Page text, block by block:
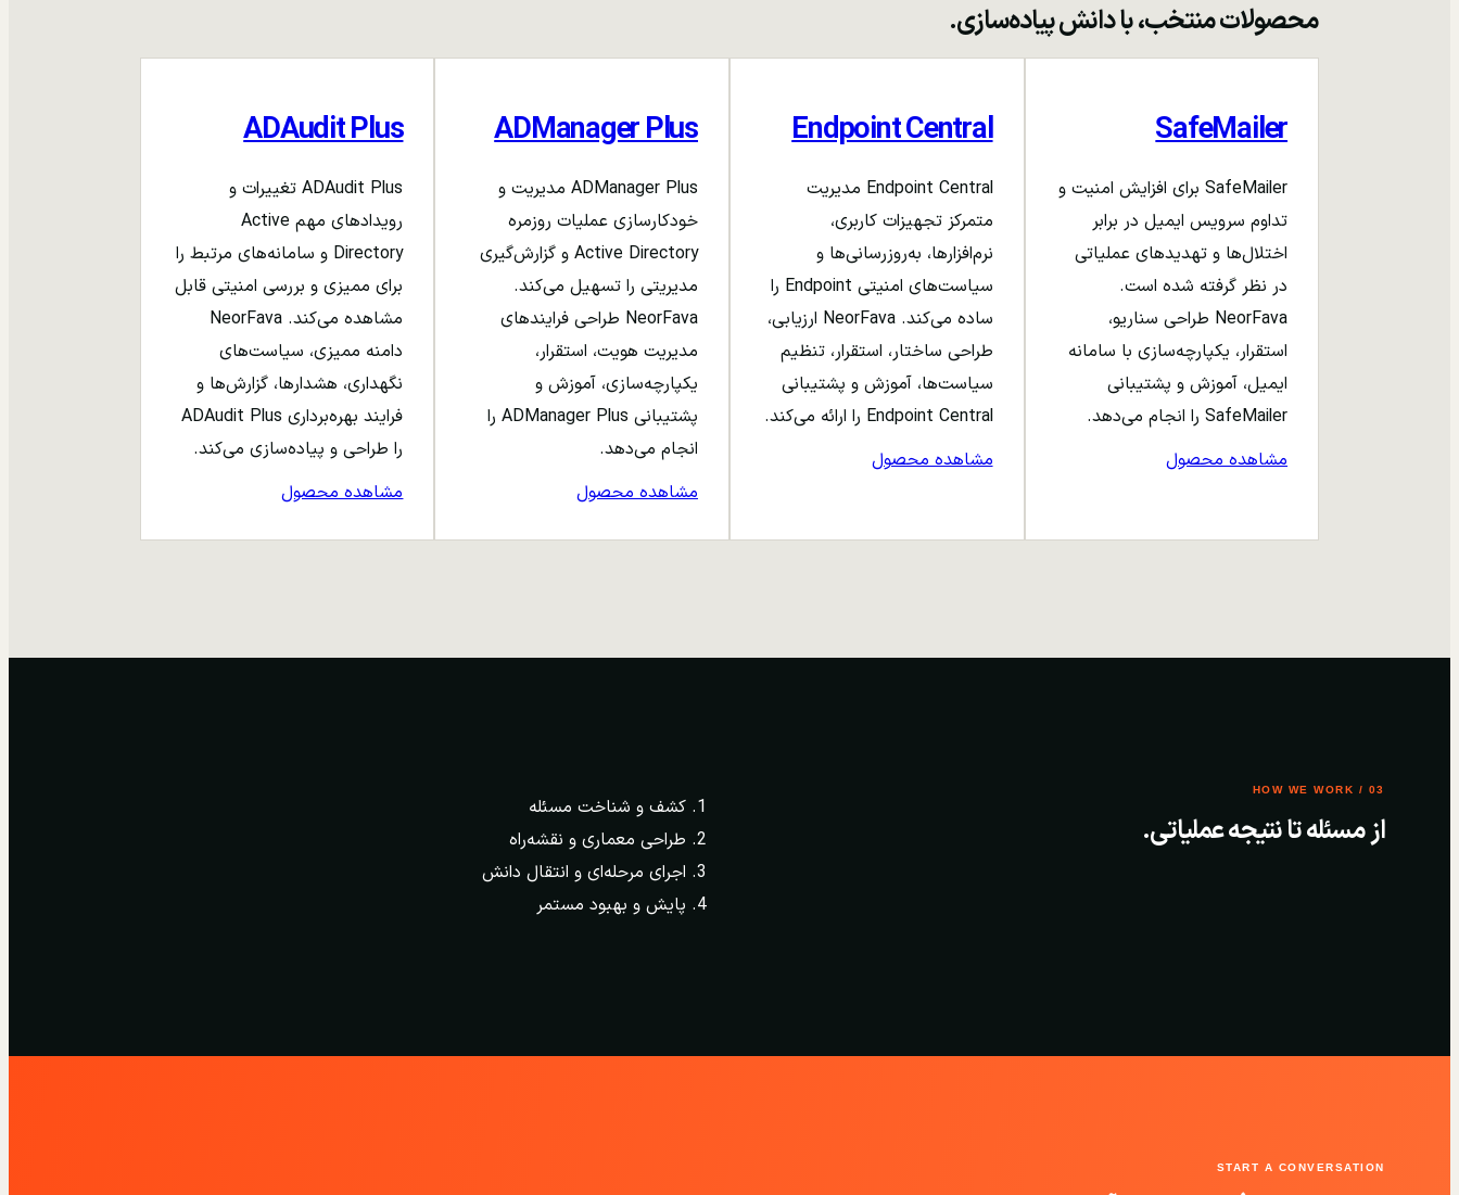
محصولات منتخب، با دانش پیاده‌سازی.
SafeMailer
SafeMailer برای افزایش امنیت و
تداوم سرویس ایمیل در برابر
اختلال‌ها و تهدیدهای عملیاتی
در نظر گرفته شده است.
NeorFava طراحی سناریو،
استقرار، یکپارچه‌سازی با سامانه
ایمیل، آموزش و پشتیبانی
SafeMailer را انجام می‌دهد.
مشاهده محصول
Endpoint Central
Endpoint Central مدیریت
متمرکز تجهیزات کاربری،
نرم‌افزارها، به‌روزرسانی‌ها و
سیاست‌های امنیتی Endpoint را
ساده می‌کند. NeorFava ارزیابی،
طراحی ساختار، استقرار، تنظیم
سیاست‌ها، آموزش و پشتیبانی
Endpoint Central را ارائه می‌کند.
مشاهده محصول
ADManager Plus
ADManager Plus مدیریت و
خودکارسازی عملیات روزمره
Active Directory و گزارش‌گیری
مدیریتی را تسهیل می‌کند.
NeorFava طراحی فرایندهای
مدیریت هویت، استقرار،
یکپارچه‌سازی، آموزش و
پشتیبانی ADManager Plus را
انجام می‌دهد.
مشاهده محصول
ADAudit Plus
ADAudit Plus تغییرات و
رویدادهای مهم Active
Directory و سامانه‌های مرتبط را
برای ممیزی و بررسی امنیتی قابل
مشاهده می‌کند. NeorFava
دامنه ممیزی، سیاست‌های
نگهداری، هشدارها، گزارش‌ها و
فرایند بهره‌برداری ADAudit Plus
را طراحی و پیاده‌سازی می‌کند.
مشاهده محصول
03 / HOW WE WORK
از مسئله تا نتیجه عملیاتی.
کشف و شناخت مسئله
طراحی معماری و نقشه‌راه
اجرای مرحله‌ای و انتقال دانش
پایش و بهبود مستمر
START A CONVERSATION